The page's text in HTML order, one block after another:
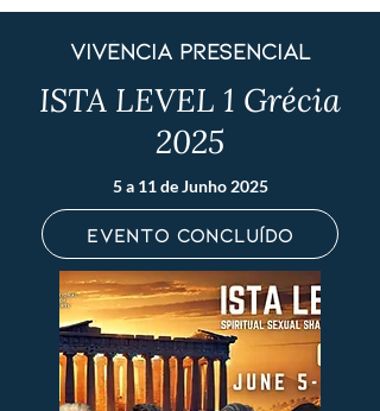
vivência presencial
ISTA LEVEL 1 Grécia
2025
5 a 11 de Junho 2025
evento concluído